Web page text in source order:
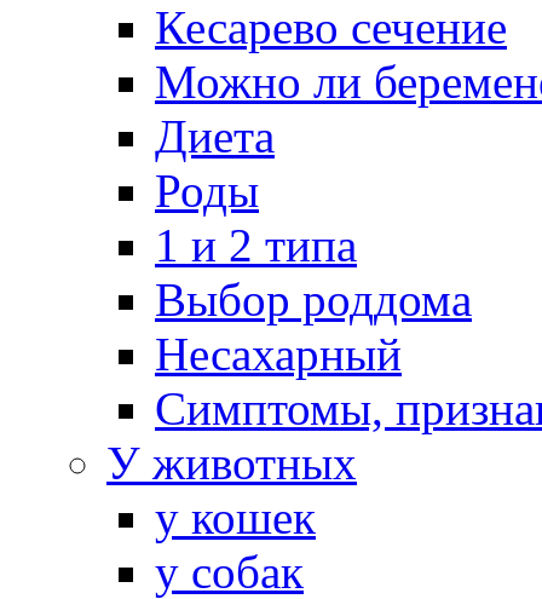
Кесарево сечение
Можно ли
Диета
Роды
1 и 2 типа
Выбор роддома
Несахарный
Симптомы,
У животных
у кошек
у собак